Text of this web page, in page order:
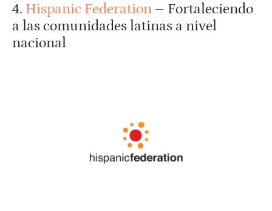
4. Hispanic Federation – Fortaleciendo
a las comunidades latinas a nivel
nacional